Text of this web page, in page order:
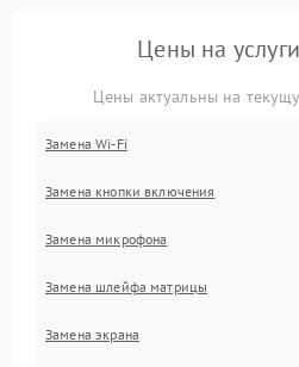
Цены на
Цены актуальны на
Замена Wi-Fi
Замена кнопки включения
Замена микрофона
Замена шлейфа матрицы
Замена экрана